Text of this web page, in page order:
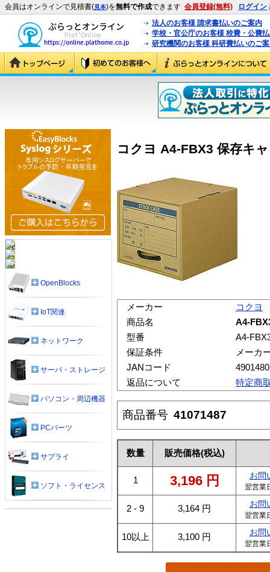
会員はオンラインで見積書(見本)を無料で作成できます 会員登録(無料) ログイン
法人のお客様 請求書払いのご案内
学校・官公庁のお客様 校費・公費
研究機関のお客様 科研費払いのご
コクヨ A4-FBX3 保存キ
メーカー
コクヨ
商品名
A4-
型番
A4-
保証条件
メーカ
JANコード
返品について
特定商
商品番号 41071487
数量 販売価格(税込)
1 3,196 円 お問
翌営業
2 - 9 3,164 円 お問
翌営業
10以上 3,100 円 お問
翌営業
OpenBlocks
IoT関連
ネットワーク
サーバ・ストレージ
パソコン・周辺機器
PCパーツ
サプライ
ソフト・ライセンス